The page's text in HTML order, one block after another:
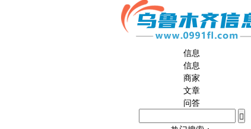
信息
信息
商家
文章
问答